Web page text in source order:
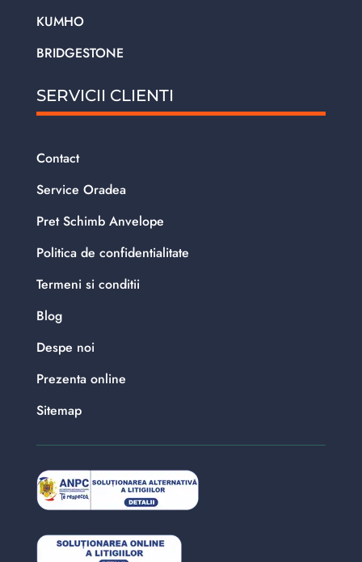
KUMHO
BRIDGESTONE
SERVICII CLIENTI
Contact
Service Oradea
Pret Schimb Anvelope
Politica de confidentialitate
Termeni si conditii
Blog
Despe noi
Prezenta online
Sitemap